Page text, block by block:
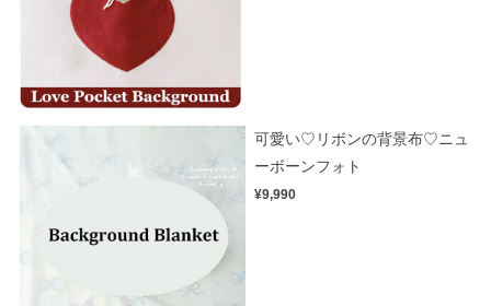
可愛い♡リボンの背景布♡ニュ
ーボーンフォト
¥9,990